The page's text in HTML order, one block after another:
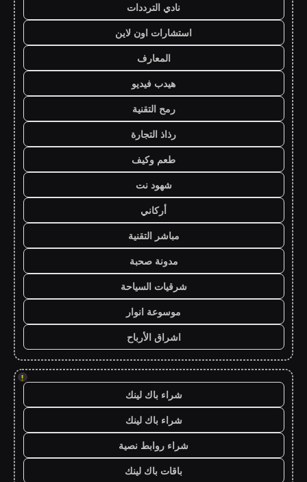
نادي الترددات
استشارات اون لاين
المعارف
هيدب فيديو
رمح التقنية
رذاذ التجارة
طعم وكيف
شهود نت
أركاني
مباشر التقنية
مدونة صحبة
شرقيات السياحة
موسوعة انوار
اشراق الأرباح
!
شراء باك لينك
شراء باك لينك
شراء روابط نصية
باقات باك لينك